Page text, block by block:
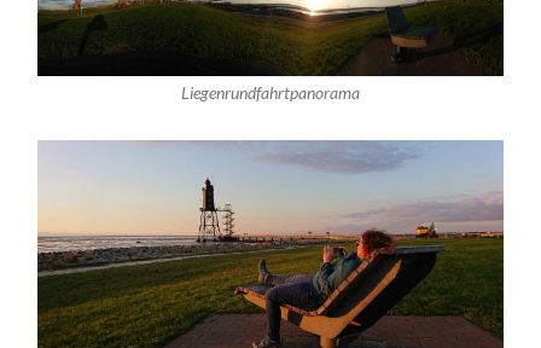
Liegenrundfahrtpanorama